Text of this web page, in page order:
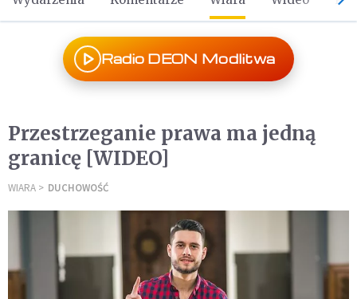
Radio DEON Modlitwa
Przestrzeganie prawa ma jedną
granicę [WIDEO]
WIARA DUCHOWOŚĆ